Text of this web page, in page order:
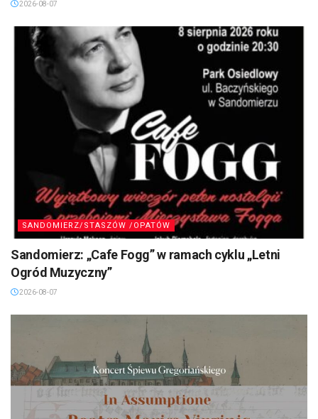
2026-08-07
SANDOMIERZ/STASZÓW /OPATÓW
Sandomierz: „Cafe Fogg” w ramach cyklu „Letni
Ogród Muzyczny”
2026-08-07